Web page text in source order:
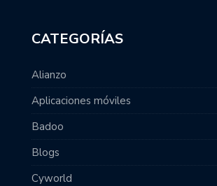
CATEGORÍAS
Alianzo
Aplicaciones móviles
Badoo
Blogs
Cyworld